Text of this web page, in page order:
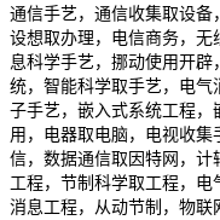
通信手艺，通信收集取设
设想取办理，电信商务，无
息科学手艺，挪动使用开
统，智能科学取手艺，电
子手艺，嵌入式系统工程
用，电器取电脑，电视收
信，数据通信取因特网，
工程，节制科学取工程，电
消息工程，从动节制，物联